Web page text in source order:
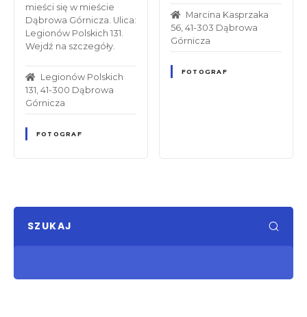
mieści się w mieście
Dąbrowa Górnicza. Ulica:
Legionów Polskich 131.
Wejdź na szczegóły.
Legionów Polskich
131, 41-300 Dąbrowa
Górnicza
FOTOGRAF
Marcina Kasprzaka
56, 41-303 Dąbrowa
Górnicza
FOTOGRAF
SZUKAJ